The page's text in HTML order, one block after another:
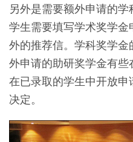
另外是需要额外申请的学
学生需要填写学术奖学
外的推荐信。学科奖学
外申请的助研奖学金有
在已录取的学生中开放
决定。